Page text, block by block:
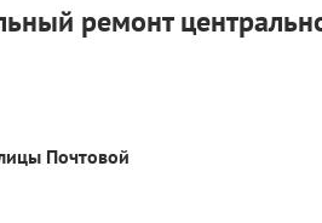
ремонт
Почтовой